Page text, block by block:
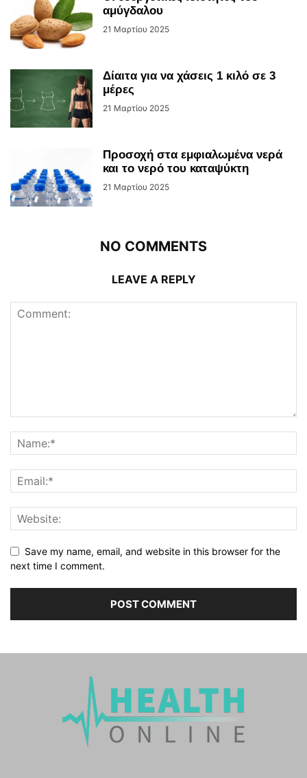
αμύγδαλου
21 Μαρτίου 2025
Δίαιτα για να χάσεις 1 κιλό σε 3
μέρες
21 Μαρτίου 2025
Προσοχή στα εμφιαλωμένα νερά
και το νερό του καταψύκτη
21 Μαρτίου 2025
NO COMMENTS
LEAVE A REPLY
Save my name, email, and website in this browser for the
next time I comment.